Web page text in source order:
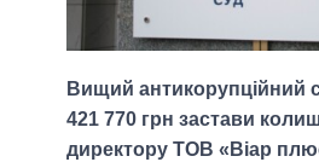
Вищий антикорупційний
421 770 грн застави
директору ТОВ «Віар